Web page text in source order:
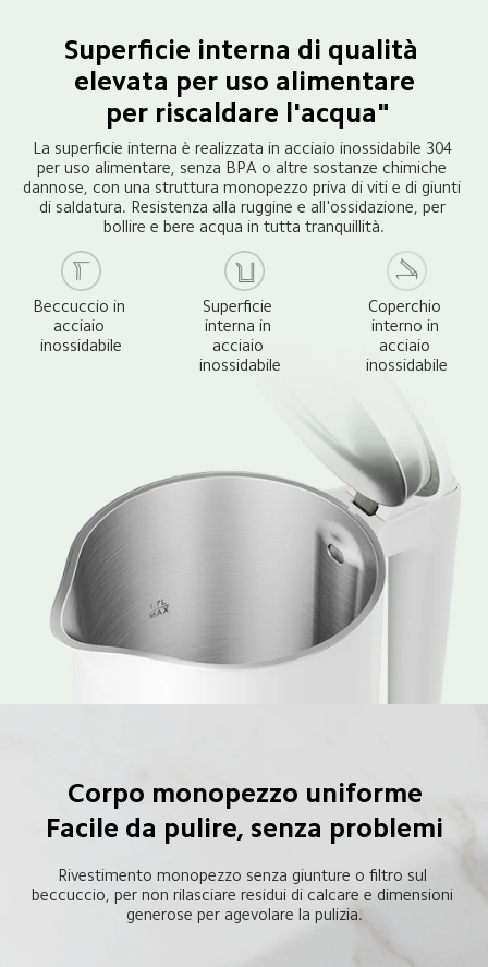
Superficie interna di qualità
elevata per uso alimentare
per riscaldare l'acqua"
La superficie interna è realizzata in acciaio inossidabile 304
per uso alimentare, senza BPA o altre sostanze chimiche
dannose, con una struttura monopezzo priva di viti e di giunti
di saldatura. Resistenza alla ruggine e all'ossidazione, per
bollire e bere acqua in tutta tranquillità.
Beccuccio in
acciaio
inossidabile
Superficie
interna in
acciaio
inossidabile
Coperchio
interno in
acciaio
inossidabile
Corpo monopezzo uniforme
Facile da pulire, senza problemi
Rivestimento monopezzo senza giunture o filtro sul
beccuccio, per non rilasciare residui di calcare e dimensioni
generose per agevolare la pulizia.